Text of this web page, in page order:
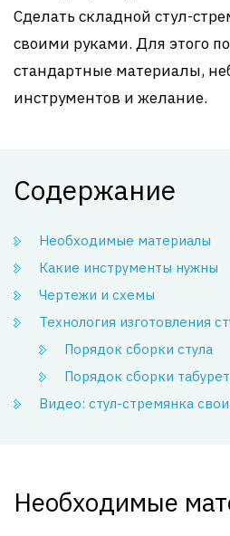
Сделать складной стул-
своими руками. Для этого
стандартные материалы,
инструментов и желание.
Содержание
Необходимые материалы
Какие инструменты нужны
Чертежи и схемы
Технология изготовления
Порядок сборки стула
Порядок сборки
Видео: стул-стремянка
Необходимые